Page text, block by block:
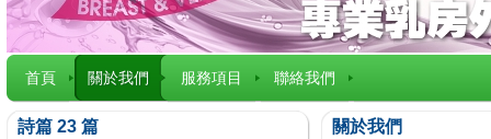
首頁 關於我們 服務項目 聯絡我們
詩篇 23 篇 關於我們